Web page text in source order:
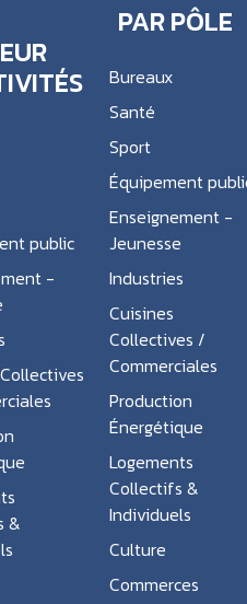
public
-
&
PAR PÔLE
Bureaux
Santé
Sport
Équipement
Enseignement -
Jeunesse
Industries
Cuisines
Collectives /
Commerciales
Production
Énergétique
Logements
Collectifs &
Individuels
Culture
Commerces